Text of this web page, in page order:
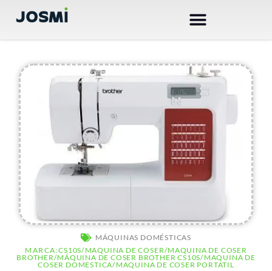
MÁQUINAS DOMÉSTICAS
MARCA:CS10S/MAQUINA DE COSER/MAQUINA DE COSER
BROTHER/MÁQUINA DE COSER BROTHER CS10S/MAQUINA DE
COSER DOMESTICA/MAQUINA DE COSER PORTATIL